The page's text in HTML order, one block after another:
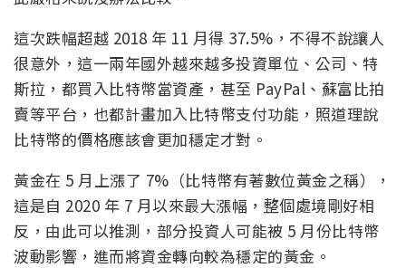
這次跌幅超越 2018 年 11 月得 37.5%，不得不說讓人
很意外，這一兩年國外越來越多投資單位、公司、特
斯拉，都買入比特幣當資產，甚至 PayPal、蘇富比拍
賣等平台，也都計畫加入比特幣支付功能，照道理說
比特幣的價格應該會更加穩定才對。
黃金在 5 月上漲了 7%（比特幣有著數位黃金之稱），
這是自 2020 年 7 月以來最大漲幅，整個處境剛好相
反，由此可以推測，部分投資人可能被 5 月份比特幣
波動影響，進而將資金轉向較為穩定的黃金。